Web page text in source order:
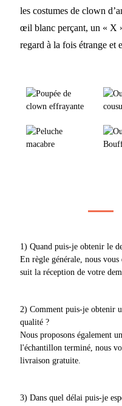
les costumes de clown
œil blanc perçant, un « X
regard à la fois étrange et
1) Quand puis-je obtenir le
En règle générale, nous
suit la réception de votre
2) Comment puis-je obtenir
qualité ?
Nous proposons également
l'échantillon terminé, nous
livraison gratuite.
3) Dans quel délai puis-je